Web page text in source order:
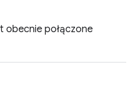
obecnie połączone